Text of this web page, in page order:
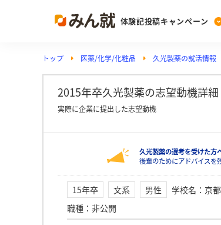
体験記投稿キャンペーン
Post
投稿する
ランキング
Vote
投票する
PickUp
注目の企業
トップ 医薬/化学/化粧品 久光製薬の就活情報
2015年卒久光製薬の志望動機詳
実際に企業に提出した志望動機
久光製薬の選考を受けた方
後輩のためにアドバイスを
15年卒 文系 男性 学校名 ： 京
職種 ： 非公開